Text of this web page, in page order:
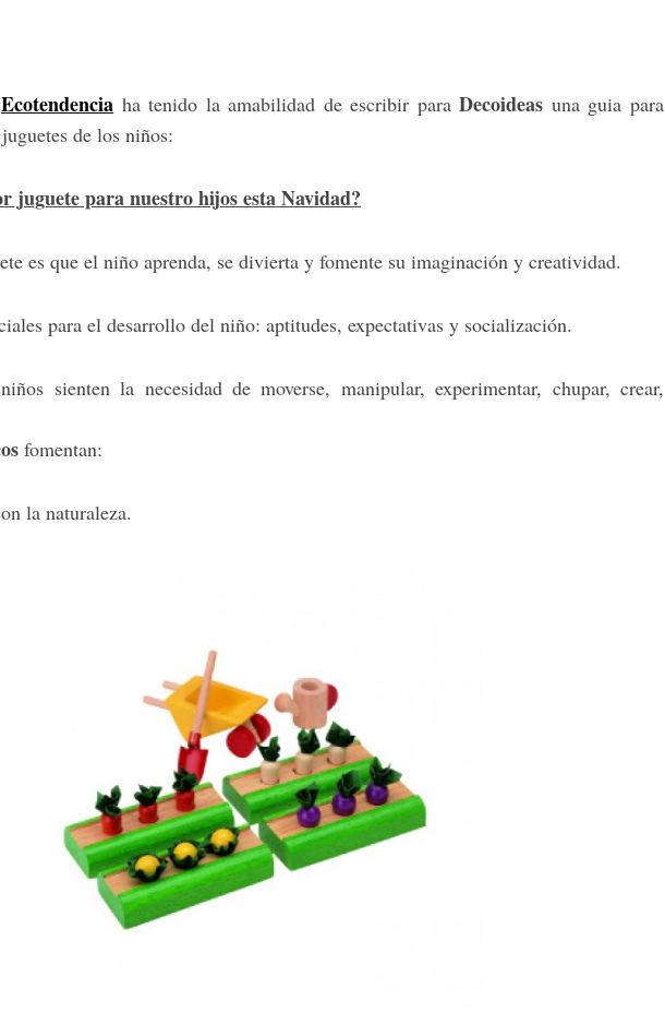
Ecotendencia ha tenido la amabilidad de escribir paraDecoideas una guia para
de los niños:
juguete para nuestro hijos esta Navidad?
es que el niño aprenda, se divierta y fomente su imaginación y creatividad.
para el desarrollo del niño: aptitudes, expectativas y socialización.
sienten la necesidad de moverse, manipular, experimentar, chupar, crear,
fomentan:
la naturaleza.